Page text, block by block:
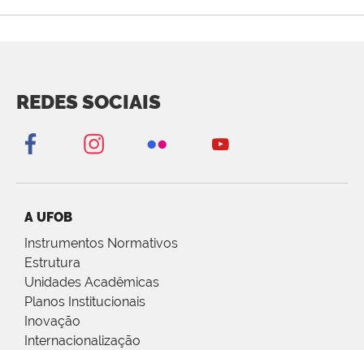
REDES SOCIAIS
A UFOB
Instrumentos Normativos
Estrutura
Unidades Acadêmicas
Planos Institucionais
Inovação
Internacionalização